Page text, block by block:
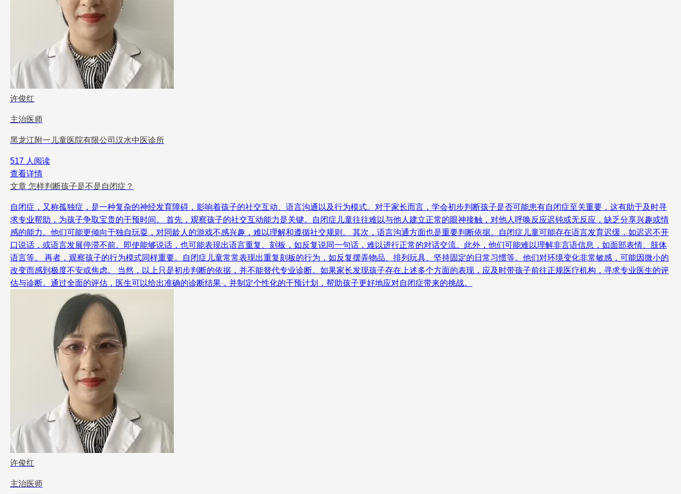
许俊红
主治医师
黑龙江附一儿童医院有限公司汉水中医诊所
517 人阅读
查看详情
文章 怎样判断孩子是不是自闭症？
自闭症，又称孤独症，是一种复杂的神经发育障碍，影响着孩子的社交互动、语言沟通以及行为模式。对于家长而言，学会初步判断孩子是否可能患有自闭症至关重要，这有助于及时寻
求专业帮助，为孩子争取宝贵的干预时间。 首先，观察孩子的社交互动能力是关键。自闭症儿童往往难以与他人建立正常的眼神接触，对他人呼唤反应迟钝或无反应，缺乏分享兴趣或情
感的能力。他们可能更倾向于独自玩耍，对同龄人的游戏不感兴趣，难以理解和遵循社交规则。 其次，语言沟通方面也是重要判断依据。自闭症儿童可能存在语言发育迟缓，如迟迟不开
口说话，或语言发展停滞不前。即使能够说话，也可能表现出语言重复、刻板，如反复说同一句话，难以进行正常的对话交流。此外，他们可能难以理解非言语信息，如面部表情、肢体
语言等。 再者，观察孩子的行为模式同样重要。自闭症儿童常常表现出重复刻板的行为，如反复摆弄物品、排列玩具、坚持固定的日常习惯等。他们对环境变化非常敏感，可能因微小的
改变而感到极度不安或焦虑。 当然，以上只是初步判断的依据，并不能替代专业诊断。如果家长发现孩子存在上述多个方面的表现，应及时带孩子前往正规医疗机构，寻求专业医生的评
估与诊断。通过全面的评估，医生可以给出准确的诊断结果，并制定个性化的干预计划，帮助孩子更好地应对自闭症带来的挑战。
许俊红
主治医师